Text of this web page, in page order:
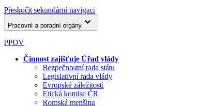
Přeskočit sekundární navigaci
Pracovní a poradní orgány
PPOV
Činnost zajišťuje Úřad vlády
Bezpečnostní rada státu
Legislativní rada vlády
Evropské záležitosti
Etická komise ČR
Romská menšina